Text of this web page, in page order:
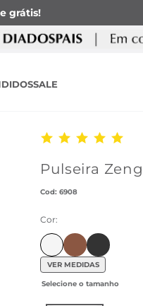
grátis!
SALE
Pulseira
:6908
Cor:
Ir paraIr para
VER MEDIDAS